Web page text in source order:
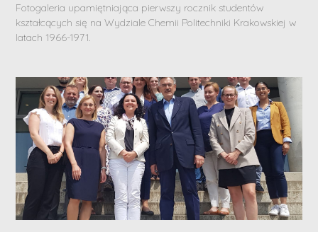
Fotogaleria upamiętniająca pierwszy rocznik studentów
kształcących się na Wydziale Chemii Politechniki Krakowskiej w
latach 1966-1971.